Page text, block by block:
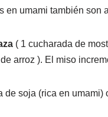
en umami también
( 1 cucharada de
arroz ). El miso
de soja (rica en